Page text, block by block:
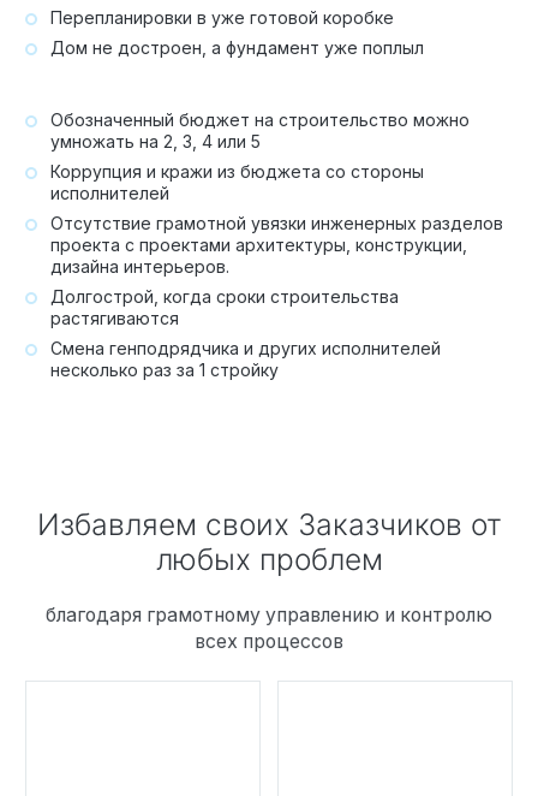
Обозначенный бюджет на строительство можно
умножать на 2, 3, 4 или 5
Коррупция и кражи из бюджета со стороны
исполнителей
Отсутствие грамотной увязки инженерных разделов
проекта с проектами архитектуры, конструкции,
дизайна интерьеров.
Долгострой, когда сроки строительства
растягиваются
Смена генподрядчика и других исполнителей
несколько раз за 1 стройку
Перепланировки в уже готовой коробке
Дом не достроен, а фундамент уже поплыл
Избавляем своих Заказчиков от
любых проблем
благодаря грамотному управлению и контролю
всех процессов